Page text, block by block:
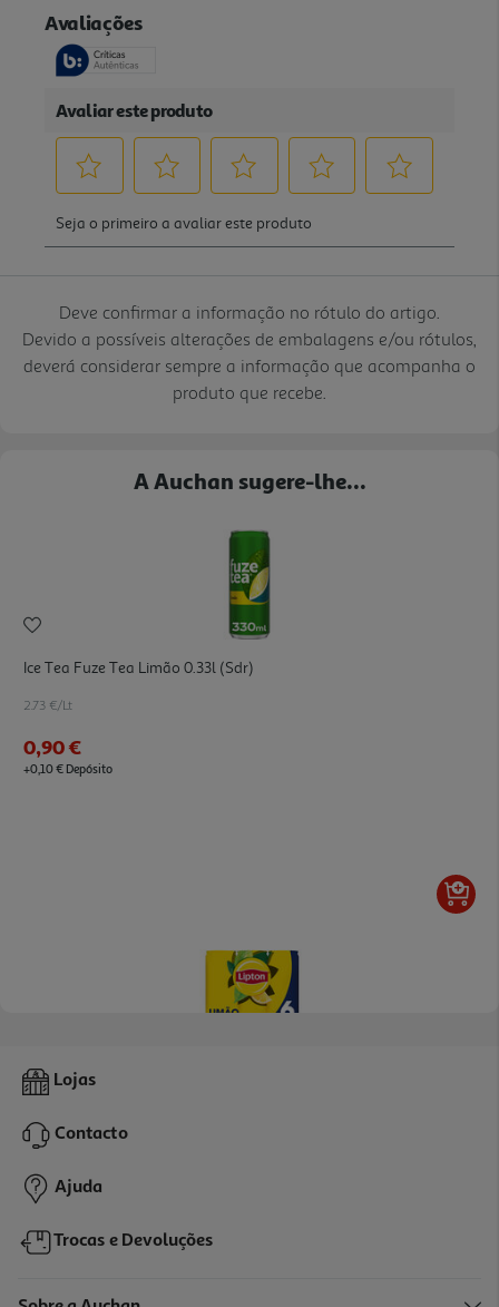
Deve confirmar a informação no rótulo do artigo.
Devido a possíveis alterações de embalagens e/ou rótulos,
deverá considerar sempre a informação que acompanha o
produto que recebe.
A Auchan sugere-lhe...
Ice Tea Fuze Tea Limão 0.33l (sdr)
2.73 €/Lt
0,90 €
+0,10 € Depósito
Ice Tea Lipton Limão 6x0.25l (sdr)
4,08 €
+0,60 € Depósito
Lojas
Contacto
Ajuda
Trocas e Devoluções